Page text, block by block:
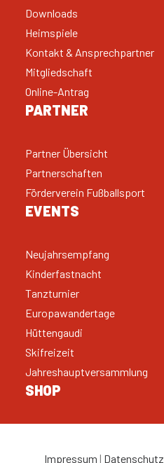
Downloads
Heimspiele
Kontakt & Ansprechpartner
Mitgliedschaft
Online-Antrag
PARTNER
Partner Übersicht
Partnerschaften
Förderverein Fußballsport
EVENTS
Neujahrsempfang
Kinderfastnacht
Tanzturnier
Europawandertage
Hüttengaudi
Skifreizeit
Jahreshauptversammlung
SHOP
Impressum | Datenschutz